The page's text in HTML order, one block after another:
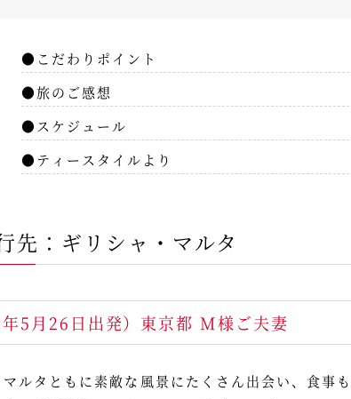
●こだわりポイント
●旅のご感想
●スケジュール
●ティースタイルより
先：ギリシャ・マルタ
年5月26日出発）東京都 M様ご夫妻
ルタともに素敵な風景にたくさん出会い、食事